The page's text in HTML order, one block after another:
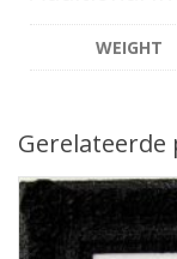
WEIGHT
Gerelateerde